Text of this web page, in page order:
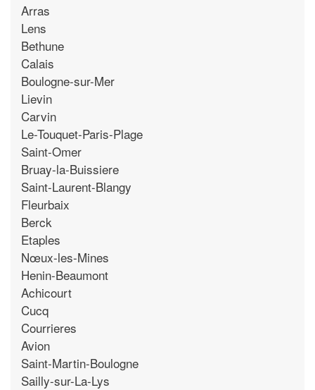
Arras
Lens
Bethune
Calais
Boulogne-sur-Mer
Lievin
Carvin
Le-Touquet-Paris-Plage
Saint-Omer
Bruay-la-Buissiere
Saint-Laurent-Blangy
Fleurbaix
Berck
Etaples
Nœux-les-Mines
Henin-Beaumont
Achicourt
Cucq
Courrieres
Avion
Saint-Martin-Boulogne
Sailly-sur-La-Lys